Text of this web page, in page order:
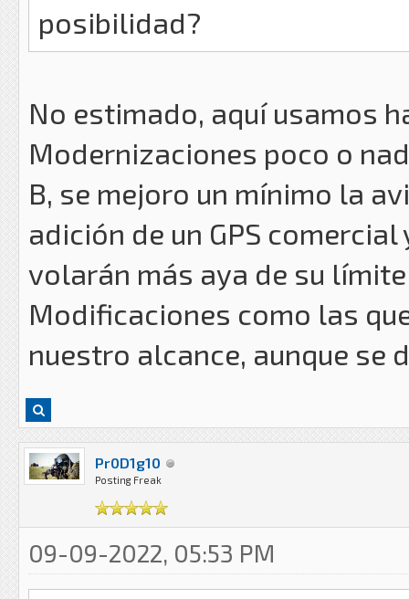
posibilidad?
No estimado, aquí usamos
Modernizaciones poco o
B, se mejoro un mínimo la
adición de un GPS
volarán más aya de su
Modificaciones como las
nuestro alcance, aunque se
Pr0D1g10
Posting Freak
09-09-2022, 05:53 PM